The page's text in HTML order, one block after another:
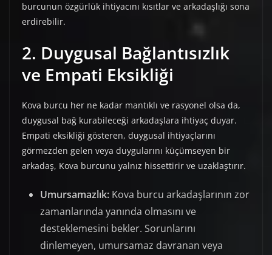
burcunun özgürlük ihtiyacını kısıtlar ve arkadaşlığı sona
erdirebilir.
2. Duygusal Bağlantısızlık
ve Empati Eksikliği
Kova burcu her ne kadar mantıklı ve rasyonel olsa da,
duygusal bağ kurabileceği arkadaşlara ihtiyaç duyar.
Empati eksikliği gösteren, duygusal ihtiyaçlarını
görmezden gelen veya duygularını küçümseyen bir
arkadaş, Kova burcunu yalnız hissettirir ve uzaklaştırır.
Umursamazlık: Kova burcu arkadaşlarının zor
zamanlarında yanında olmasını ve
desteklemesini bekler. Sorunlarını
dinlemeyen, umursamaz davranan veya